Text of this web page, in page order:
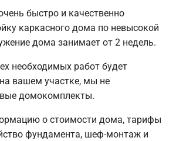
быстро и качественно
каркасного дома по невысокой
дома занимает от 2 недель.
необходимых работ будет
вашем участке, мы не
домокомплекты.
о стоимости дома, тарифы
фундамента, шеф-монтаж и